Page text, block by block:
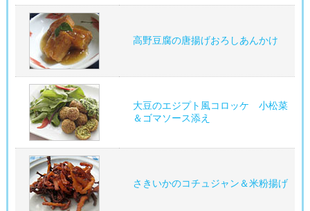
高野豆腐の唐揚げおろしあんかけ
大豆のエジプト風コロッケ 小松菜
＆ゴマソース添え
さきいかのコチュジャン＆米粉揚げ